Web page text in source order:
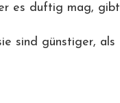
es duftig mag, gibt
sind günstiger, als